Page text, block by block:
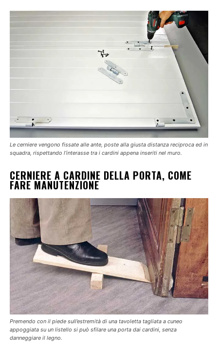
Le cerniere vengono fissate alle ante, poste alla giusta distanza reciproca ed in
squadra, rispettando l’interasse tra i cardini appena inseriti nel muro.
CERNIERE A CARDINE DELLA PORTA, COME
FARE MANUTENZIONE
Premendo con il piede sull’estremità di una tavoletta tagliata a cuneo
appoggiata su un listello si può sfilare una porta dai cardini, senza
danneggiare il legno.